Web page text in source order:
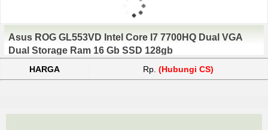
Asus ROG GL553VD Intel Core I7 7700HQ Dual VGA
Dual Storage Ram 16 Gb SSD 128gb
HARGA Rp. (Hubungi CS)